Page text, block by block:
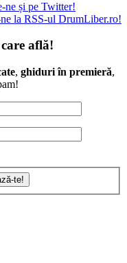
ne și pe Twitter!
la RSS-ul DrumLiber.ro!
află!
, ghiduri în premieră,